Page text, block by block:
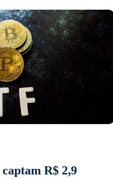
R$ 2,9